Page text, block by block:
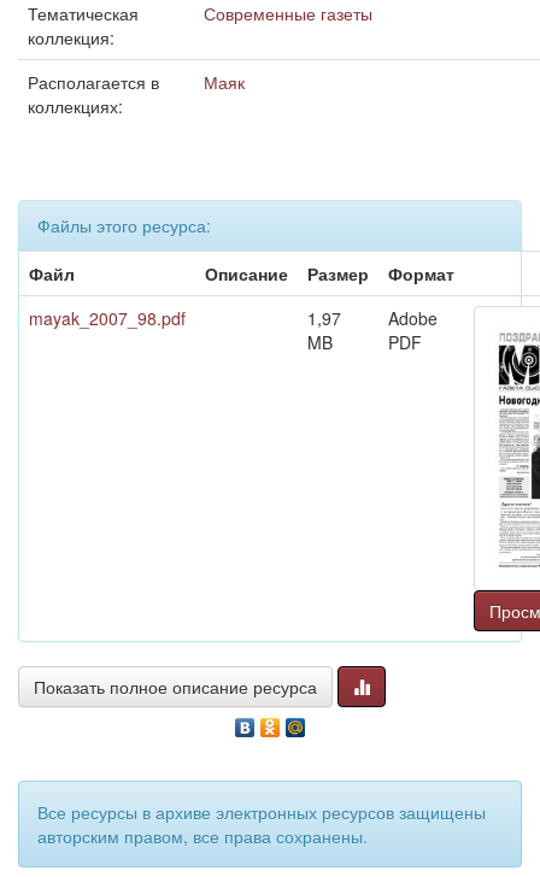
Тематическая
коллекция:
Современные газеты
Располагается в
коллекциях:
Маяк
Файлы этого ресурса:
Файл
Описание Размер
Формат
mayak_2007_98.pdf
1,97
MB
Adobe
PDF
Показать полное описание ресурса
Все ресурсы в архиве электронных ресурсов защищены
авторским правом, все права сохранены.